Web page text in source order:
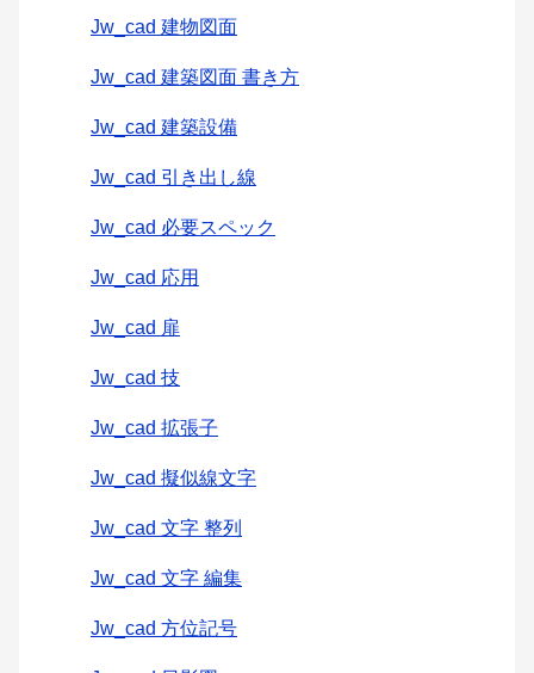
Jw_cad 建物図面
Jw_cad 建築図面 書き方
Jw_cad 建築設備
Jw_cad 引き出し線
Jw_cad 必要スペック
Jw_cad 応用
Jw_cad 扉
Jw_cad 技
Jw_cad 拡張子
Jw_cad 擬似線文字
Jw_cad 文字 整列
Jw_cad 文字 編集
Jw_cad 方位記号